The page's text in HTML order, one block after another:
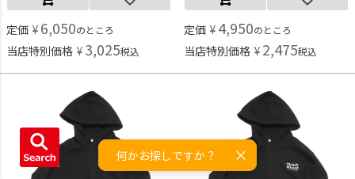
定価 ¥ 6,050のところ
当店特別価格 ¥ 3,025税込
定価 ¥ 4,950のところ
当店特別価格 ¥ 2,475税込
何かお探しですか？